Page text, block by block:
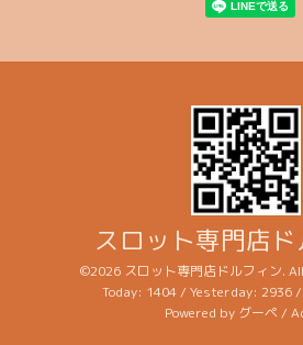
スロット専門店
©2026 スロット専門店ドルフィン.
Today: 1404/ Yesterday: 2936/
Powered by グーペ /